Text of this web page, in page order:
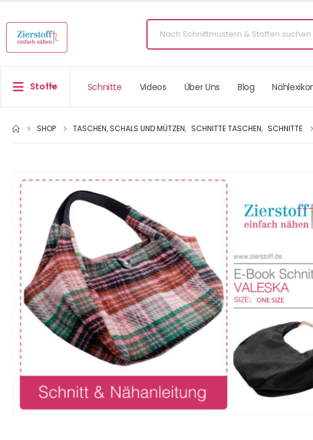
Stoffe Schnitte Videos Über Uns Blog
SHOP TASCHEN, SCHALS UND MÜTZEN, SCHNITTE TASCHEN, SCHNITTE